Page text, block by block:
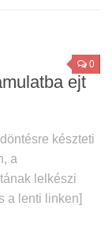
0
ejt
készteti
a
lelkészi
a lenti linken]